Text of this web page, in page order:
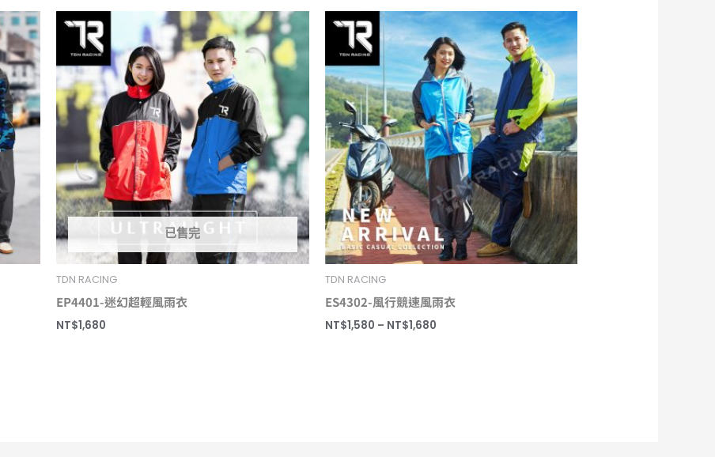
已售完
TDN RACING
EP4401-迷幻超輕風雨衣
NT$1,680
TDN RACING
ES4302-風行競速風雨衣
NT$1,580 – NT$1,680
價
格
範
圍：
NT$1,580
到
NT$1,680